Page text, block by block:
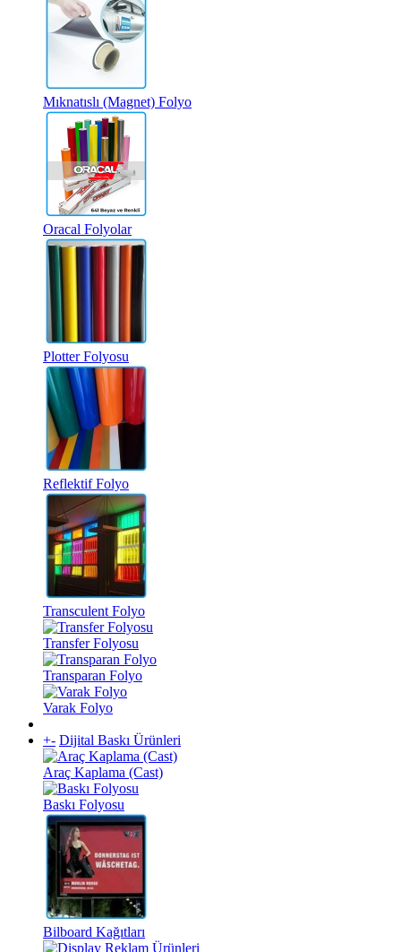
Mıknatıslı (Magnet) Folyo
Oracal Folyolar
Plotter Folyosu
Reflektif Folyo
Transculent Folyo
Transfer Folyosu
Transparan Folyo
Varak Folyo
+- Dijital Baskı Ürünleri
Araç Kaplama (Cast)
Baskı Folyosu
Bilboard Kağıtları